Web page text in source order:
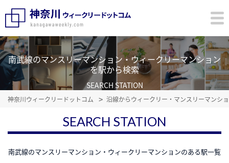
南武線のマンスリーマンション・ウィークリーマンション
を駅から検索
SEARCH STATION
神奈川ウィークリードットコム 沿線からウィークリー・マンスリーマンシ
SEARCH STATION
南武線のマンスリーマンション・ウィークリーマンションのある駅一覧